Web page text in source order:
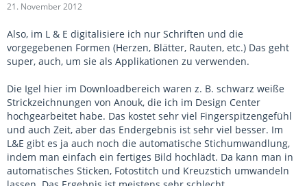
21. November 2012
Also, im L & E digitalisiere ich nur Schriften und die
vorgegebenen Formen (Herzen, Blätter, Rauten, etc.) Das geht
super, auch, um sie als Applikationen zu verwenden.
Die Igel hier im Downloadbereich waren z. B. schwarz weiße
Strickzeichnungen von Anouk, die ich im Design Center
hochgearbeitet habe. Das kostet sehr viel Fingerspitzengefühl
und auch Zeit, aber das Endergebnis ist sehr viel besser. Im
L&E gibt es ja auch noch die automatische Stichumwandlung,
indem man einfach ein fertiges Bild hochlädt. Da kann man in
automatisches Sticken, Fotostitch und Kreuzstich umwandeln